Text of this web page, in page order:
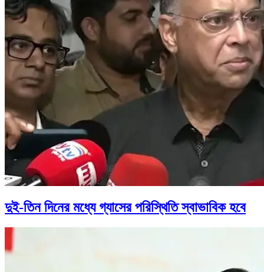
দুই-তিন দিনের মধ্যে গ্যাসের পরিস্থিতি স্বাভাবিক হবে